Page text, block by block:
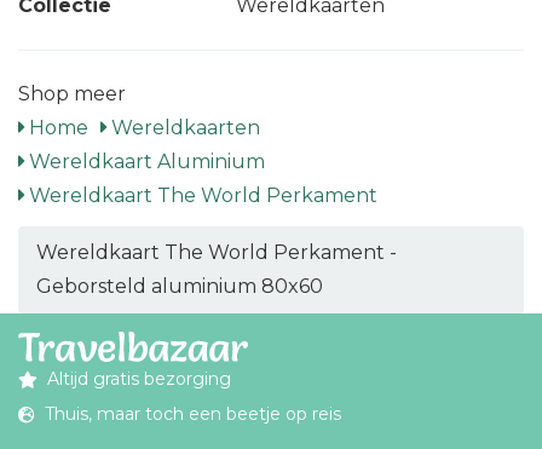
Collectie
Wereldkaarten
Shop meer
Home
Wereldkaarten
Wereldkaart Aluminium
Wereldkaart The World Perkament
Wereldkaart The World Perkament -
Geborsteld aluminium 80x60
Altijd gratis bezorging
Thuis, maar toch een beetje op reis